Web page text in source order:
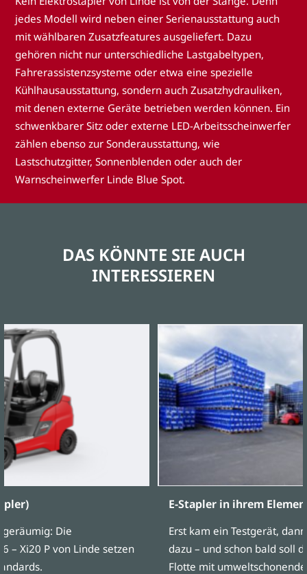
jedes Modell wird neben einer Serienausstattung auch
mit wählbaren Zusatzfeatures ausgeliefert. Dazu
gehören nicht nur unterschiedliche Lastgabeltypen,
Fahrerassistenzsysteme oder etwa eine spezielle
Kühlhausausstattung, sondern auch Zusatzhydrauliken,
mit denen externe Geräte betrieben werden können. Ein
schwenkbarer Sitz oder externe LED-Arbeitsscheinwerfer
zählen ebenso zur Sonderausstattung, wie
Lastschutzgitter, Sonnenblenden oder auch der
Warnscheinwerfer Linde Blue Spot.
DAS KÖNNTE SIE AUCH
INTERESSIEREN
Die
– Xi20 P von Linde setzen
E-Stapler in ihrem
Erst kam ein Testgerät,
dazu – und schon bald soll
Flotte mit